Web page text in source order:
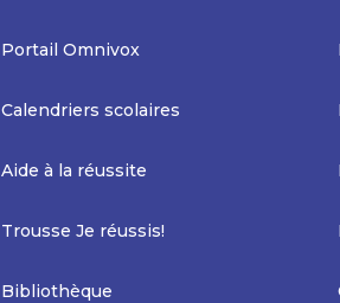
Portail Omnivox
Calendriers scolaires
Aide à la réussite
Trousse Je réussis!
Bibliothèque